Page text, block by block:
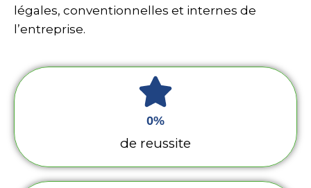
légales, conventionnelles et internes de
l’entreprise.
de reussite
0%